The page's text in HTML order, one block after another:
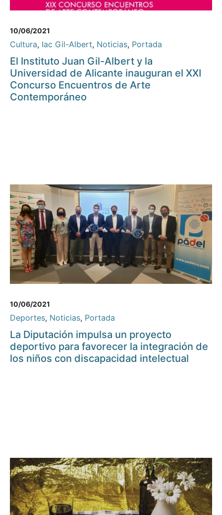
10/06/2021
Cultura, Iac Gil-Albert, Noticias, Portada
El Instituto Juan Gil-Albert y la
Universidad de Alicante inauguran el XXI
Concurso Encuentros de Arte
Contemporáneo
10/06/2021
Deportes, Noticias, Portada
La Diputación impulsa un proyecto
deportivo para favorecer la integración de
los niños con discapacidad intelectual